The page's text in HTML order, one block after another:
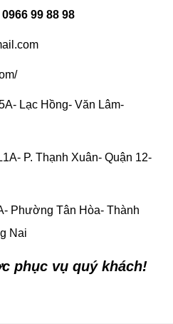
99 88 98
Lạc Hồng- Văn Lâm-
P. Thạnh Xuân- Quận 12-
Phường Tân Hòa- Thành
Nai
phục vụ quý khách!